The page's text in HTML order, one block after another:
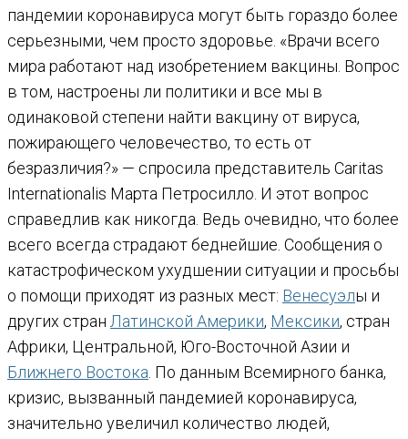
пандемии коронавируса могут быть гораздо более
серьезными, чем просто здоровье. «Врачи всего
мира работают над изобретением вакцины. Вопрос
в том, настроены ли политики и все мы в
одинаковой степени найти вакцину от вируса,
пожирающего человечество, то есть от
безразличия?» — спросила представитель Caritas
Internationalis Марта Петросилло. И этот вопрос
справедлив как никогда. Ведь очевидно, что более
всего всегда страдают беднейшие. Сообщения о
катастрофическом ухудшении ситуации и просьбы
о помощи приходят из разных мест: Венесуэлы и
других стран Латинской Америки, Мексики, стран
Африки, Центральной, Юго-Восточной Азии и
Ближнего Востока . По данным Всемирного банка,
кризис, вызванный пандемией коронавируса,
значительно увеличил количество людей,